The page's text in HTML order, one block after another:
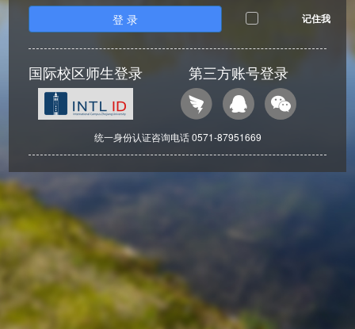
登 录 记住我
国际校区师生登录 第三方账号登录
统一身份认证咨询电话 0571-87951669